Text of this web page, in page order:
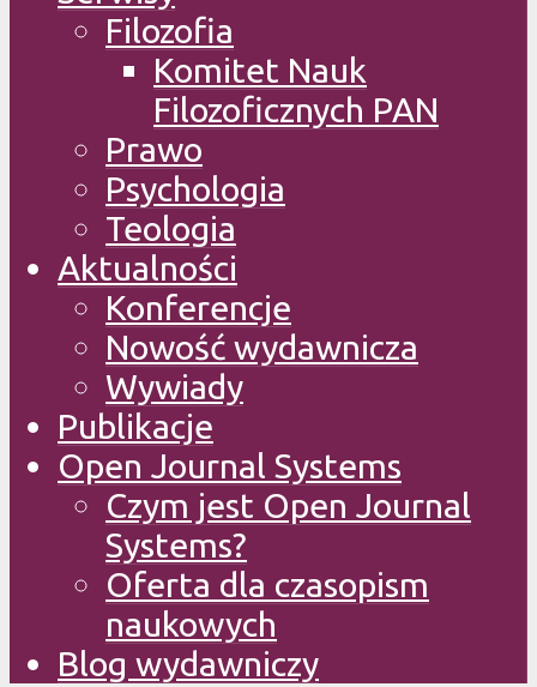
Filozofia
Komitet Nauk
Filozoficznych PAN
Prawo
Psychologia
Teologia
Aktualności
Konferencje
Nowość wydawnicza
Wywiady
Publikacje
Open Journal Systems
Czym jest Open Journal
Systems?
Oferta dla czasopism
naukowych
Blog wydawniczy